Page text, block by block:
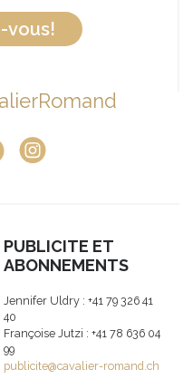
vous!
PUBLICITE ET
ABONNEMENTS
Jennifer Uldry : +41 79 326 41
40
Françoise Jutzi : +41 78 636 04
99
publicite@cavalier-romand.ch